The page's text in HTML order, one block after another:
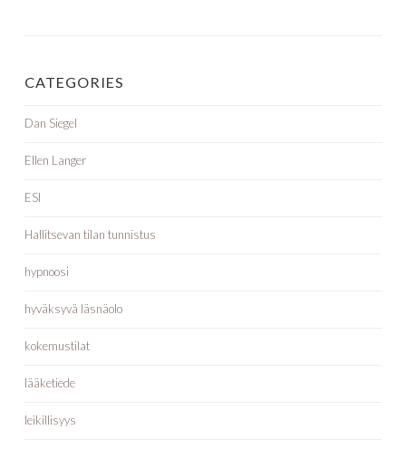
CATEGORIES
Dan Siegel
Ellen Langer
ESI
Hallitsevan tilan tunnistus
hypnoosi
hyväksyvä läsnäolo
kokemustilat
lääketiede
leikillisyys